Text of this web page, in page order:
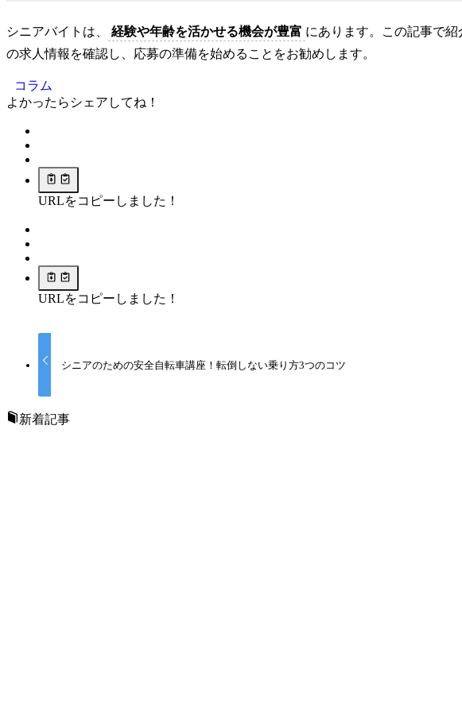
シニアバイトは、 経験や年齢を活かせる機会が豊富 にあります。この記事で
の求人情報を確認し、応募の準備を始めることをお勧めします。
コラム
よかったらシェアしてね！
URLをコピーしました！
URLをコピーしました！
シニアのための安全自転車講座！転倒しない乗り方3つのコツ
新着記事